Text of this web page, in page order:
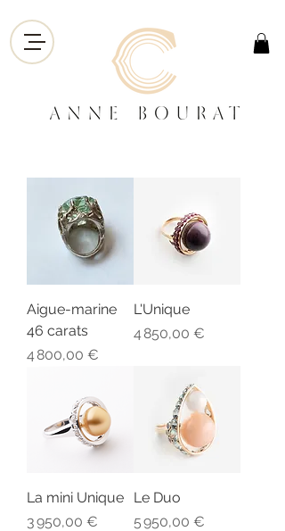
Aigue-marine
46 carats
Prix
4 800,00 €
L'Unique
Prix
4 850,00 €
La mini Unique
Prix
3 950,00 €
Le Duo
Prix
5 950,00 €